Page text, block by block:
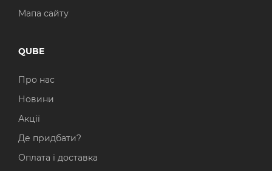
Мапа сайту
QUBE
Про нас
Новини
Акції
Де придбати?
Оплата і доставка